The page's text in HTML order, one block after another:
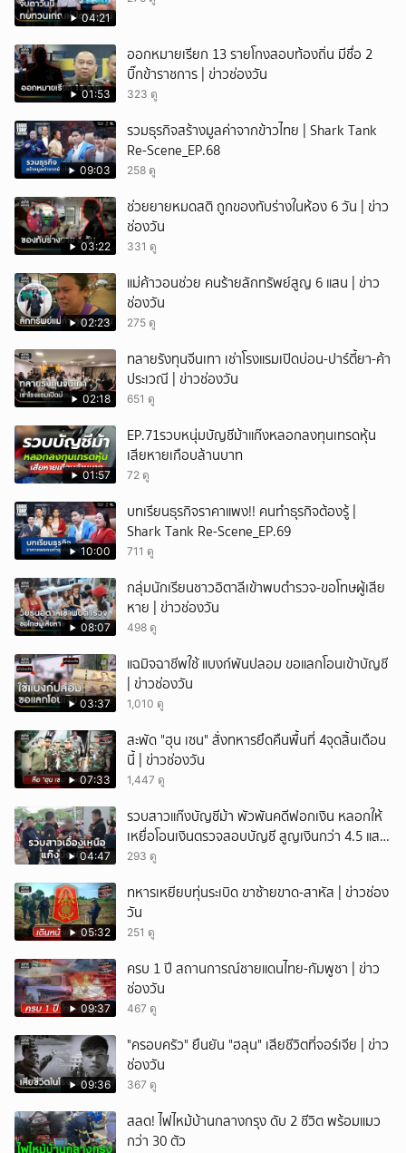
04:21
01:53
ออกหมายเรียก 13 รายโกงสอบท้องถิ่น มีชื่อ 2
บิ๊กข้าราชการ | ข่าวช่องวัน
323 ดู
09:03
รวมธุรกิจสร้างมูลค่าจากข้าวไทย | Shark Tank
Re-Scene_EP.68
258 ดู
03:22
ช่วยยายหมดสติ ถูกของทับร่างในห้อง 6 วัน | ข่าว
ช่องวัน
331 ดู
02:23
แม่ค้าวอนช่วย คนร้ายลักทรัพย์สูญ 6 แสน | ข่าว
ช่องวัน
275 ดู
02:18
ทลายรังทุนจีนเทา เช่าโรงแรมเปิดบ่อน-ปาร์ตี้ยา-ค้า
ประเวณี | ข่าวช่องวัน
651 ดู
01:57
EP.71รวบหนุ่มบัญชีม้าแก๊งหลอกลงทุนเทรดหุ้น
เสียหายเกือบล้านบาท
72 ดู
10:00
บทเรียนธุรกิจราคาแพง!! คนทำธุรกิจต้องรู้ |
Shark Tank Re-Scene_EP.69
711 ดู
08:07
กลุ่มนักเรียนชาวอิตาลีเข้าพบตำรวจ-ขอโทษผู้เสีย
หาย | ข่าวช่องวัน
498 ดู
03:37
แฉมิจฉาชีพใช้ แบงก์พันปลอม ขอแลกโอนเข้าบัญชี
| ข่าวช่องวัน
1,010 ดู
07:33
สะพัด "ฮุน เซน" สั่งทหารยึดคืนพื้นที่ 4จุดสิ้นเดือน
นี้ | ข่าวช่องวัน
1,447 ดู
04:47
รวบสาวแก๊งบัญชีม้า พัวพันคดีฟอกเงิน หลอกให้
เหยื่อโอนเงินตรวจสอบบัญชี สูญเงินกว่า 4.5 แสน
บาท
293 ดู
05:32
ทหารเหยียบทุ่นระเบิด ขาซ้ายขาด-สาหัส | ข่าวช่อง
วัน
251 ดู
09:37
ครบ 1 ปี สถานการณ์ชายแดนไทย-กัมพูชา | ข่าว
ช่องวัน
467 ดู
09:36
"ครอบครัว" ยืนยัน "ฮลุน" เสียชีวิตที่จอร์เจีย | ข่าว
ช่องวัน
367 ดู
สลด! ไฟไหม้บ้านกลางกรุง ดับ 2 ชีวิต พร้อมแมว
กว่า 30 ตัว